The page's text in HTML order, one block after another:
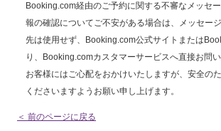
Booking.com経由のご予約に関する不審なメッセ
報の確認についてご不安がある場合は、メッセー
先は使用せず、Booking.com公式サイトまたは
り、Booking.comカスタマーサービスへ直接お問い
お客様にはご心配をおかけいたしますが、安全の
くださいますようお願い申し上げます。
＜ 前のページに戻る